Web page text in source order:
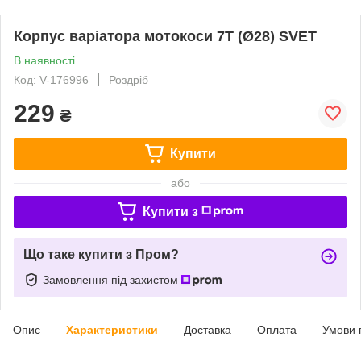
Корпус варіатора мотокоси 7T (Ø28) SVET
В наявності
Код: V-176996
Роздріб
229 ₴
Купити
або
Купити з
Що таке купити з Пром?
Замовлення під захистом
Опис Характеристики Доставка Оплата Умови